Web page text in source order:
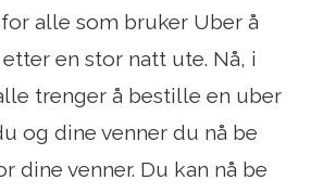
alle som bruker Uber å
en stor natt ute. Nå, i
trenger å bestille en uber
og dine venner du nå be
dine venner. Du kan nå be